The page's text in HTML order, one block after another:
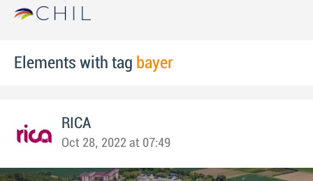
Elements with tag bayer
RICA
Oct 28, 2022 at 07:49